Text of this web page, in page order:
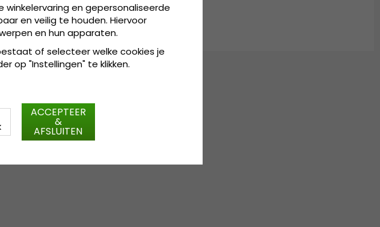
winkelervaring en gepersonaliseerde
en veilig te houden. Hiervoor
en hun apparaten.
of selecteer welke cookies je
op "Instellingen" te klikken.
ACCEPTEER
&
AFSLUITEN